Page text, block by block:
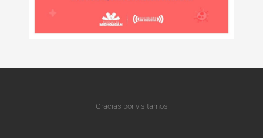
Gracias por visitarnos